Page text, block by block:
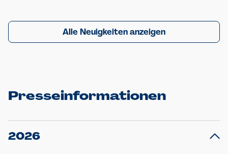
Alle Neuigkeiten anzeigen
Presseinformationen
2026